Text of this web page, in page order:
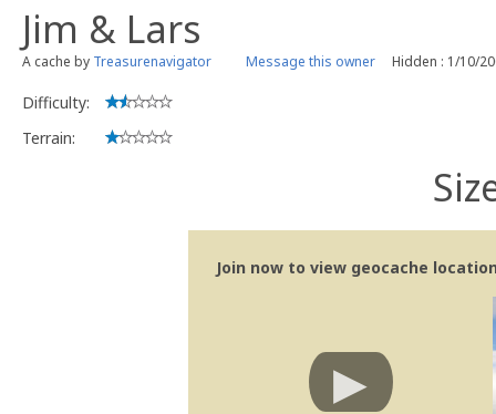
Jim & Lars
A cache by Treasurenavigator Message this owner Hidden : 1/10/
Difficulty:
Terrain:
Join now to view geocache